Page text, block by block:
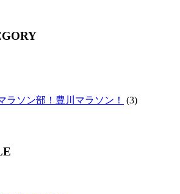
ラソン部！豊川マラソン！
(3)